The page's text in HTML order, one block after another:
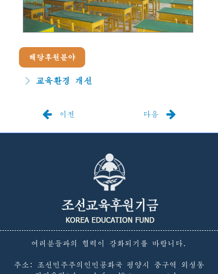
해당후원분야
교육환경 개선
이전 다음
여러분들과의 협력이 강화되기를 바랍니다.
주소: 조선민주주의인민공화국 평양시 중구역 외성동